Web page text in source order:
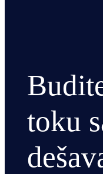
toku